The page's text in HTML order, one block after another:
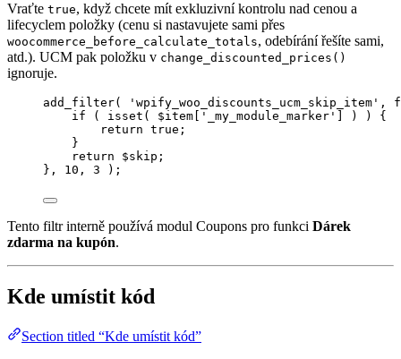
Vraťte true, když chcete mít exkluzivní kontrolu nad cenou a
lifecyclem položky (cenu si nastavujete sami přes
woocommerce_before_calculate_totals, odebírání řešíte sami,
atd.). UCM pak položku v change_discounted_prices()
ignoruje.
add_filter( ' wpify_woo_discounts_ucm_skip_item ' ,
if
( isset ( $item ' _my_module_marker ' ) )
{
return true ;
}
return
$skip ;
},
10 , 3 );
Tento filtr interně používá modul Coupons pro funkci Dárek
zdarma na kupón.
Kde umístit kód
Section titled “Kde umístit kód”